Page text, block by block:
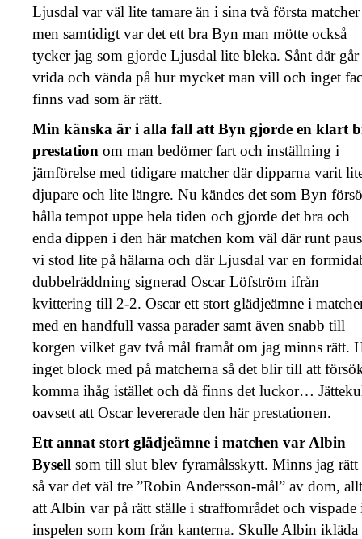
Ljusdal var väl lite tamare än i sina två första matcher
men samtidigt var det ett bra Byn man mötte också
tycker jag som gjorde Ljusdal lite bleka. Sånt där går
vrida och vända på hur mycket man vill och inget
finns vad som är rätt.
Min känska är i alla fall att Byn gjorde en klart
prestation om man bedömer fart och inställning i
jämförelse med tidigare matcher där dipparna varit
djupare och lite längre. Nu kändes det som Byn
hålla tempot uppe hela tiden och gjorde det bra och
enda dippen i den här matchen kom väl där runt
vi stod lite på hälarna och där Ljusdal var en
dubbelräddning signerad Oscar Löfström ifrån
kvittering till 2-2. Oscar ett stort glädjeämne i
med en handfull vassa parader samt även snabb till
korgen vilket gav två mål framåt om jag minns rätt.
inget block med på matcherna så det blir till att
komma ihåg istället och då finns det luckor…
oavsett att Oscar levererade den här prestationen.
Ett annat stort glädjeämne i matchen var Albin
Bysell som till slut blev fyramålsskytt. Minns jag rätt
så var det väl tre ”Robin Andersson-mål” av dom,
att Albin var på rätt ställe i straffområdet och vispade
inspelen som kom från kanterna. Skulle Albin ikläda